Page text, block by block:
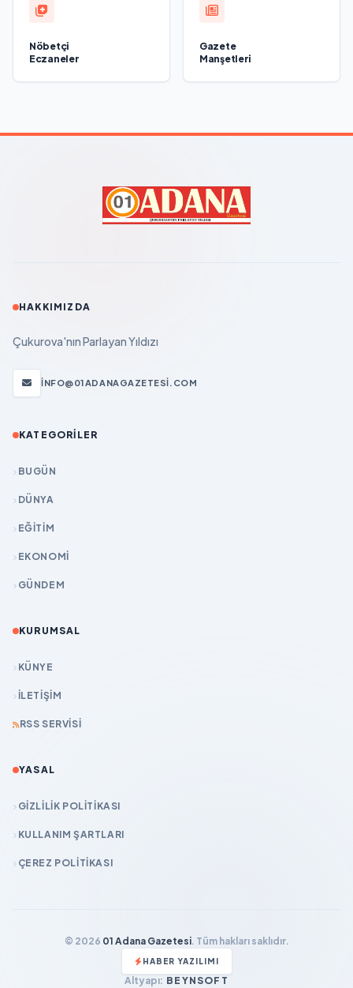
Nöbetçi
Eczaneler
Gazete
Manşetleri
HAKKIMIZDA
Çukurova'nın Parlayan Yıldızı
INFO@01ADANAGAZETESI.COM
KATEGORILER
BUGÜN
DÜNYA
EĞİTİM
EKONOMİ
GÜNDEM
KURUMSAL
KÜNYE
İLETIŞIM
RSS SERVISI
YASAL
GIZLILIK POLITIKASI
KULLANIM ŞARTLARI
ÇEREZ POLITIKASI
© 2026 01 Adana Gazetesi. Tüm hakları saklıdır.
HABER YAZILIMI
Altyapı: BEYNSOFT